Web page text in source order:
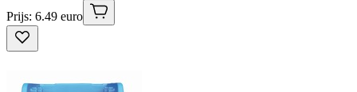
Prijs: 6.49 euro